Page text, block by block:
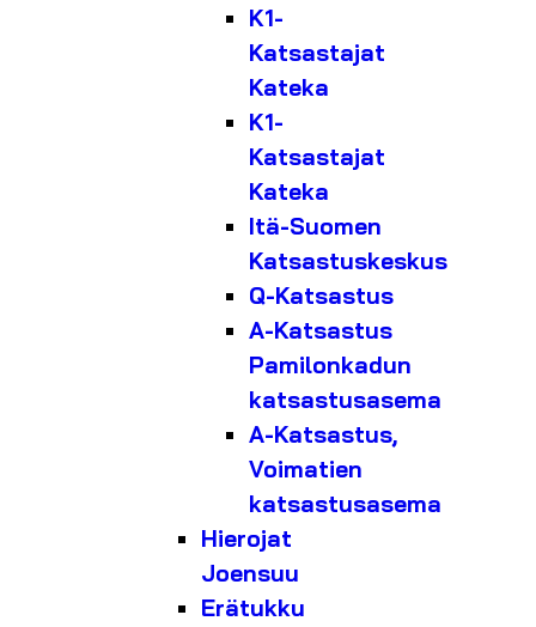
K1-
Katsastajat
Kateka
K1-
Katsastajat
Kateka
Itä-Suomen
Katsastuskeskus
Q-Katsastus
A-Katsastus
Pamilonkadun
katsastusasema
A-Katsastus,
Voimatien
katsastusasema
Hierojat
Joensuu
Erätukku